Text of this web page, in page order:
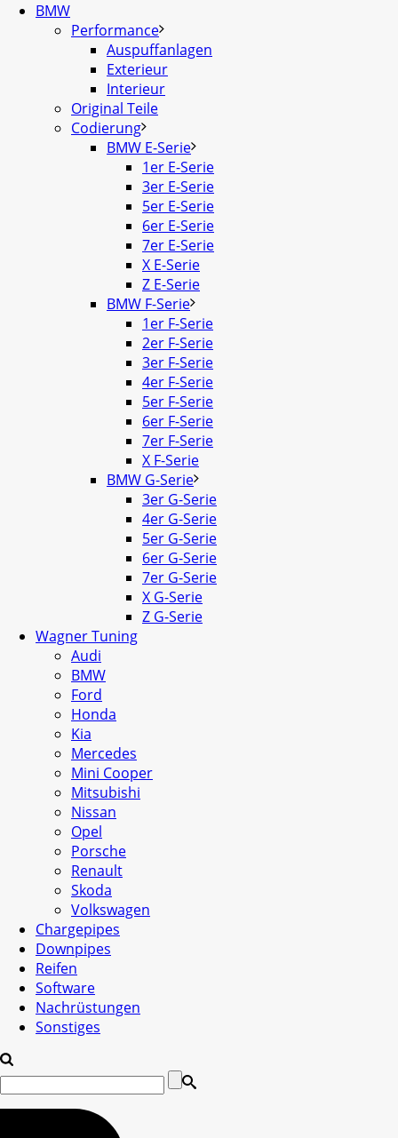
BMW
Performance
Auspuffanlagen
Exterieur
Interieur
Original Teile
Codierung
BMW E-Serie
1er E-Serie
3er E-Serie
5er E-Serie
6er E-Serie
7er E-Serie
X E-Serie
Z E-Serie
BMW F-Serie
1er F-Serie
2er F-Serie
3er F-Serie
4er F-Serie
5er F-Serie
6er F-Serie
7er F-Serie
X F-Serie
BMW G-Serie
3er G-Serie
4er G-Serie
5er G-Serie
6er G-Serie
7er G-Serie
X G-Serie
Z G-Serie
Wagner Tuning
Audi
BMW
Ford
Honda
Kia
Mercedes
Mini Cooper
Mitsubishi
Nissan
Opel
Porsche
Renault
Skoda
Volkswagen
Chargepipes
Downpipes
Reifen
Software
Nachrüstungen
Sonstiges